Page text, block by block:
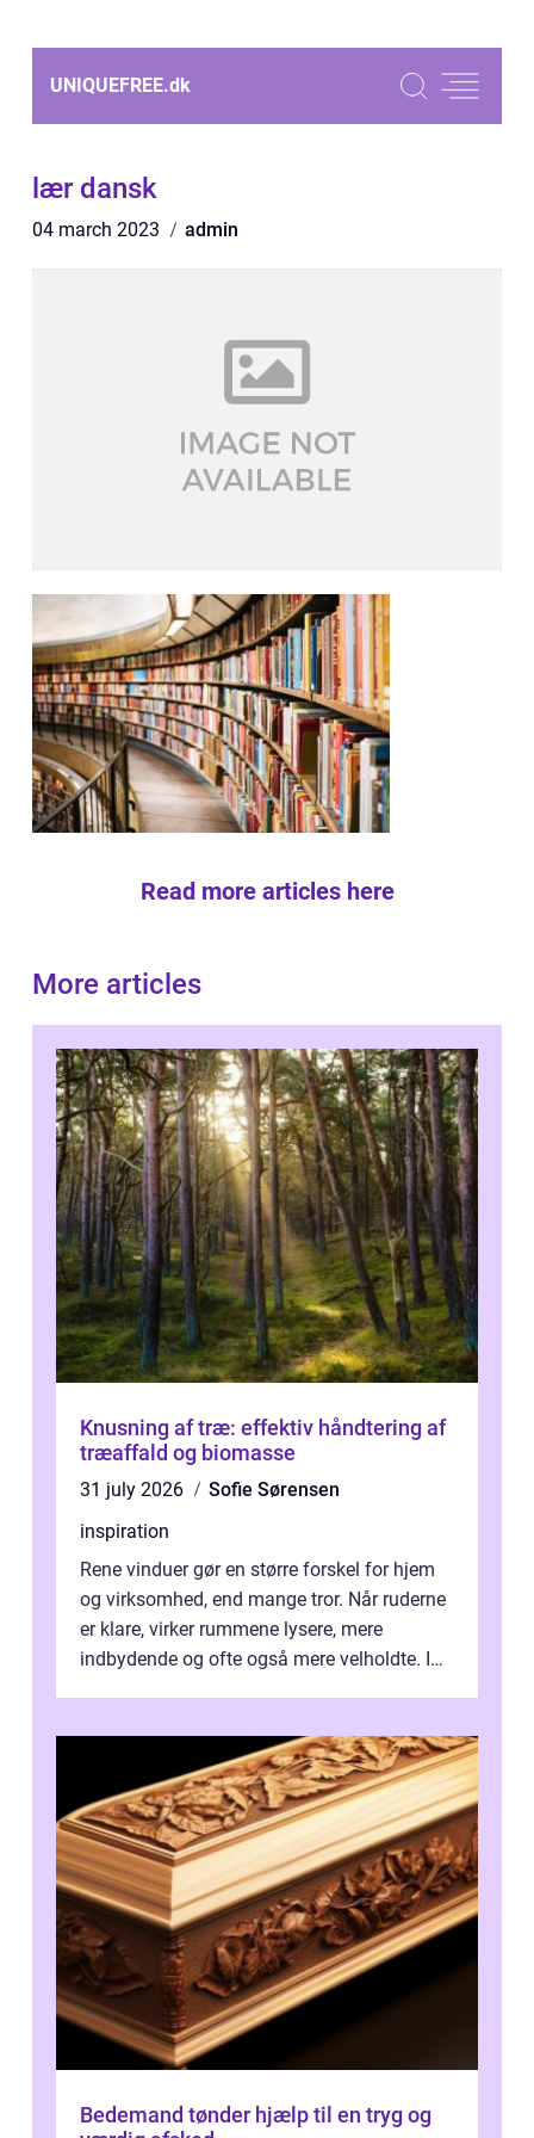
UNIQUEFREE.dk
lær dansk
04 march 2023 admin
Read more articles here
More articles
Knusning af træ: effektiv håndtering af
træaffald og biomasse
31 july 2026
Sofie Sørensen
inspiration
Rene vinduer gør en større forskel for hjem
og virksomhed, end mange tror. Når ruderne
er klare, virker rummene lysere, mere
indbydende og ofte også mere velholdte. I
Bedemand tønder hjælp til en tryg og